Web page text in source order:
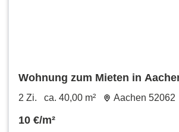
Wohnung zum Mieten in
2 Zi. ca. 40,00 m² Aachen 52062
10 €/m²